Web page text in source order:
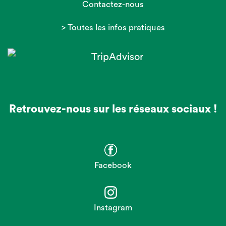
Contactez-nous
> Toutes les infos pratiques
Retrouvez-nous sur les réseaux sociaux !
Facebook
Instagram